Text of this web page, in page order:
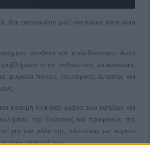
σκοτώνουν μαζί και όλους όσοι είναι
σύνθετο και πολυδιάστατο. Αυτό
στην ανθρώπινη επικοινωνία,
ψυχικού πόνου, εσωτερικής έντασης και
κρίσιμη ηλικιακή ομάδα των εφήβων και
της Πολιτείας και προφανώς της
για τον ρόλο της τελευταίας ως κύριου
στην επίλυσή του.